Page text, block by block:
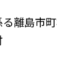
離島市